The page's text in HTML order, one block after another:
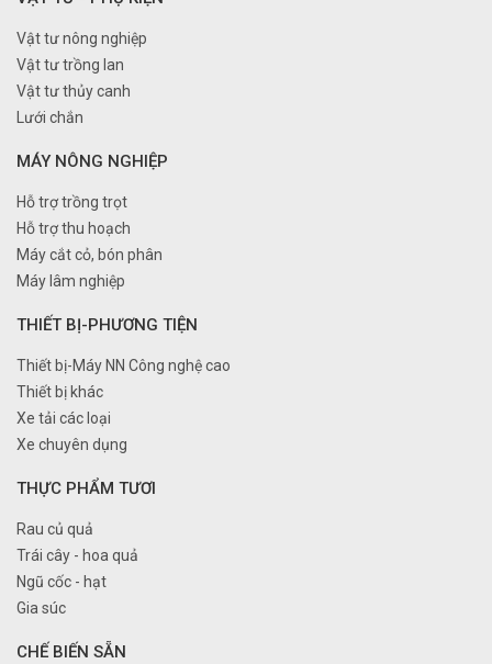
Vật tư nông nghiệp
Vật tư trồng lan
Vật tư thủy canh
Lưới chắn
MÁY NÔNG NGHIỆP
Hỗ trợ trồng trọt
Hỗ trợ thu hoạch
Máy cắt cỏ, bón phân
Máy lâm nghiệp
THIẾT BỊ-PHƯƠNG TIỆN
Thiết bị-Máy NN Công nghệ cao
Thiết bị khác
Xe tải các loại
Xe chuyên dụng
THỰC PHẨM TƯƠI
Rau củ quả
Trái cây - hoa quả
Ngũ cốc - hạt
Gia súc
CHẾ BIẾN SẴN